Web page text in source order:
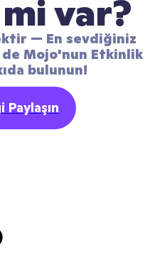
var?
— En sevdiğiniz
Mojo'nun Etkinlik
bulunun!
Paylaşın